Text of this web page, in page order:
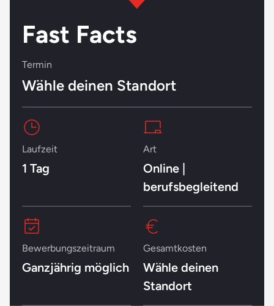
Fast Facts
Termin
Wähle deinen Standort
Laufzeit
1 Tag
Art
Online |
berufsbegleitend
Bewerbungszeitraum
Ganzjährig möglich
Gesamtkosten
Wähle deinen
Standort